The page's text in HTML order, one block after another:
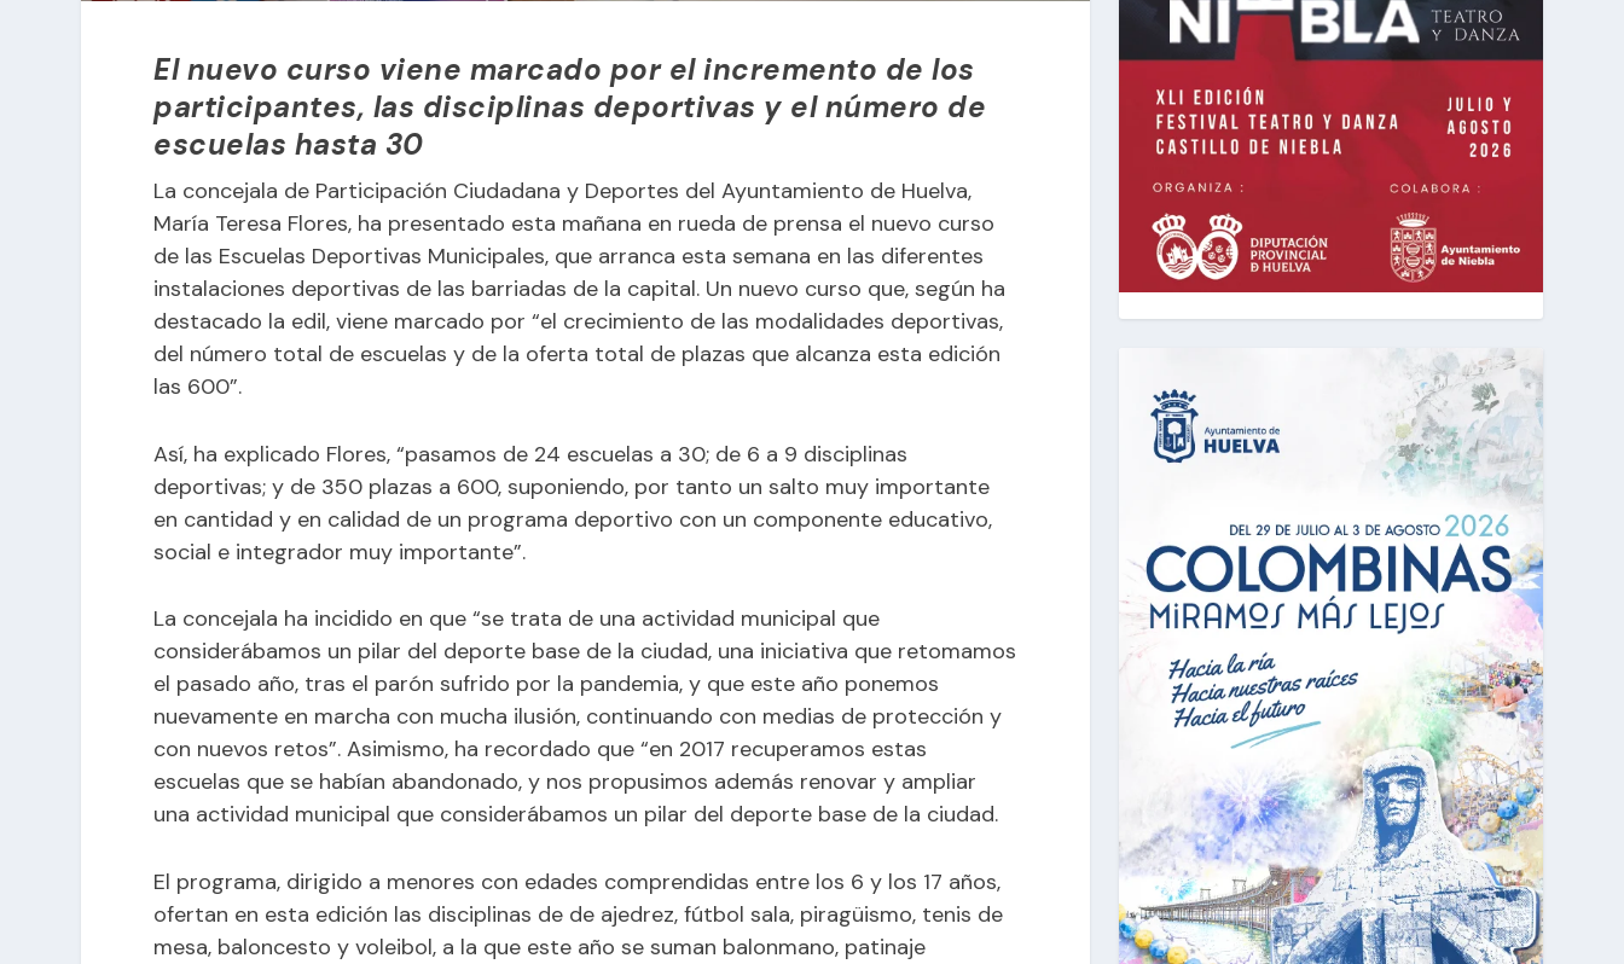
El nuevo curso viene marcado por el incremento de los
participantes, las disciplinas deportivas y el número de
escuelas hasta 30
La concejala de Participación Ciudadana y Deportes del Ayuntamiento de Huelva,
María Teresa Flores, ha presentado esta mañana en rueda de prensa el nuevo curso
de las Escuelas Deportivas Municipales, que arranca esta semana en las diferentes
instalaciones deportivas de las barriadas de la capital. Un nuevo curso que, según ha
destacado la edil, viene marcado por “el crecimiento de las modalidades deportivas,
del número total de escuelas y de la oferta total de plazas que alcanza esta edición
las 600”.
Así, ha explicado Flores, “pasamos de 24 escuelas a 30; de 6 a 9 disciplinas
deportivas; y de 350 plazas a 600, suponiendo, por tanto un salto muy importante
en cantidad y en calidad de un programa deportivo con un componente educativo,
social e integrador muy importante”.
La concejala ha incidido en que “se trata de una actividad municipal que
considerábamos un pilar del deporte base de la ciudad, una iniciativa que retomamos
el pasado año, tras el parón sufrido por la pandemia, y que este año ponemos
nuevamente en marcha con mucha ilusión, continuando con medias de protección y
con nuevos retos”. Asimismo, ha recordado que “en 2017 recuperamos estas
escuelas que se habían abandonado, y nos propusimos además renovar y ampliar
una actividad municipal que considerábamos un pilar del deporte base de la ciudad.
El programa, dirigido a menores con edades comprendidas entre los 6 y los 17 años,
ofertan en esta edición las disciplinas de de ajedrez, fútbol sala, piragüismo, tenis de
mesa, baloncesto y voleibol, a la que este año se suman balonmano, patinaje